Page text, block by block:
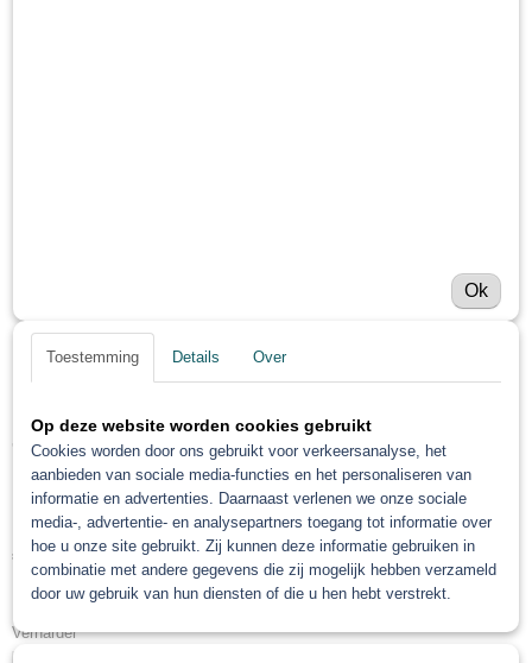
Troton Autolak 2k ral 9005 1
liter
€ 39,92 (exclusief btw 21%)
Levertijd Geleverd binnen 24 uur!
Verharder
Ok
Toestemming Details Over
Op deze website worden cookies gebruikt
Cookies worden door ons gebruikt voor verkeersanalyse, het
aanbieden van sociale media-functies en het personaliseren van
informatie en advertenties. Daarnaast verlenen we onze sociale
media-, advertentie- en analysepartners toegang tot informatie over
hoe u onze site gebruikt. Zij kunnen deze informatie gebruiken in
combinatie met andere gegevens die zij mogelijk hebben verzameld
door uw gebruik van hun diensten of die u hen hebt verstrekt.